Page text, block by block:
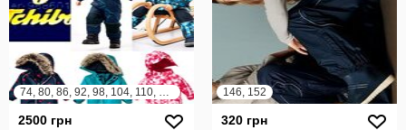
74, 80, 86, 92, 98, 104, 110, 116, 122, 128
2500 грн
146, 152
320 грн